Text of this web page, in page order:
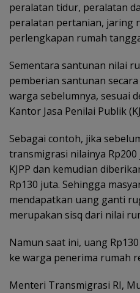
peralatan tidur, peralatan
peralatan pertanian, jaring
perlengkapan rumah
Sementara santunan nilai
pemberian santunan
warga sebelumnya, sesuai
Kantor Jasa Penilai Publik
Sebagai contoh, jika
transmigrasi nilainya
KJPP dan kemudian
Rp130 juta. Sehingga
mendapatkan uang ganti
merupakan sisq dari nilai
Namun saat ini, uang
ke warga penerima rumah
Menteri Transmigrasi RI,